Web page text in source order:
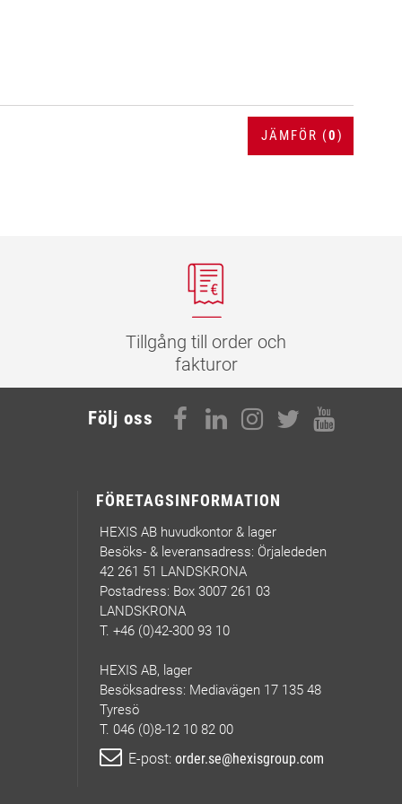
JÄMFÖR (0)
Tillgång till order och
fakturor
Följ oss
FÖRETAGSINFORMATION
HEXIS AB huvudkontor & lager
Besöks- & leveransadress: Örjalededen
42 261 51 LANDSKRONA
Postadress: Box 3007 261 03
LANDSKRONA
T. +46 (0)42-300 93 10
HEXIS AB, lager
Besöksadress: Mediavägen 17 135 48
Tyresö
T. 046 (0)8-12 10 82 00
E-post: order.se@hexisgroup.com